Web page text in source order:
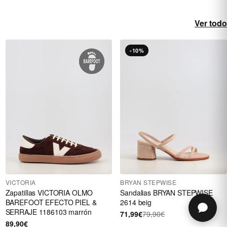
Ver todo
VICTORIA
Zapatillas VICTORIA OLMO
BAREFOOT EFECTO PIEL &
SERRAJE 1186103 marrón
89,90€
-10%
BRYAN STEPWISE
Sandalias BRYAN STEPWISE
2614 beig
71,99€79,90€